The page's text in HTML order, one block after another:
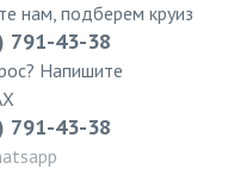
нам, подберем круиз
791-43-38
Напишите
791-43-38